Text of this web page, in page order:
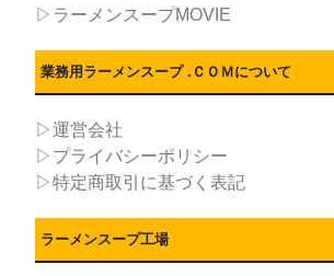
▷ラーメンスープMOVIE
業務用ラーメンスープ .ＣＯＭについて
▷運営会社
▷プライバシーポリシー
▷特定商取引に基づく表記
ラーメンスープ工場